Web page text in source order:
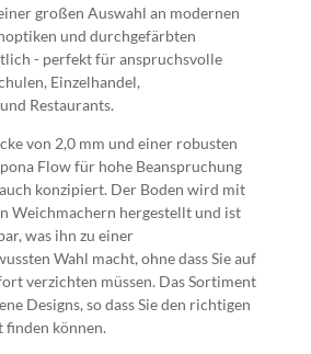
großen Auswahl an modernen
und durchgefärbten
- perfekt für anspruchsvolle
Einzelhandel,
Restaurants.
von 2,0 mm und einer robusten
Flow für hohe Beanspruchung
konzipiert. Der Boden wird mit
Weichmachern hergestellt und ist
was ihn zu einer
Wahl macht, ohne dass Sie auf
verzichten müssen. Das Sortiment
Designs, so dass Sie den richtigen
können.